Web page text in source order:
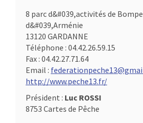
8 parc d&#039,activités de
d&#039,Arménie
13120 GARDANNE
Téléphone : 04.42.26.59.15
Fax : 04.42.27.71.64
Email :
http://www.peche13.fr/
Président : Luc ROSSI
8753 Cartes de Pêche